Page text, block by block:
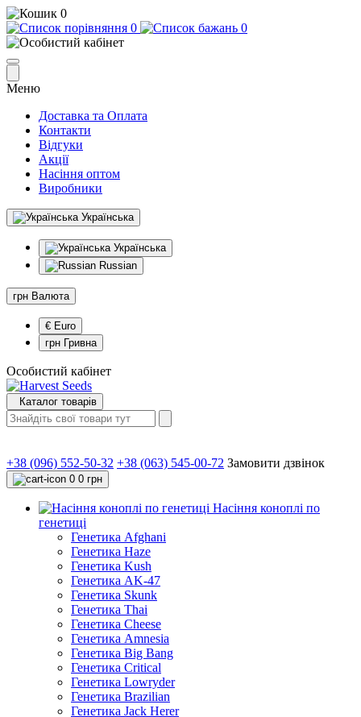
0
0
0
Меню
Доставка та Оплата
Контакти
Відгуки
Акції
Насіння оптом
Виробники
Українська
Українська
Russian
грн Валюта
€ Euro
грн Гривна
Особистий кабінет
Каталог товарів
+38 (096) 552-50-32 +38 (063) 545-00-72 Замовити дзвінок
0 0 грн
Насіння коноплі по
генетиці
Генетика Afghani
Генетика Haze
Генетика Kush
Генетика AK-47
Генетика Skunk
Генетика Thai
Генетика Cheese
Генетика Amnesia
Генетика Big Bang
Генетика Critical
Генетика Lowryder
Генетика Brazilian
Генетика Jack Herer